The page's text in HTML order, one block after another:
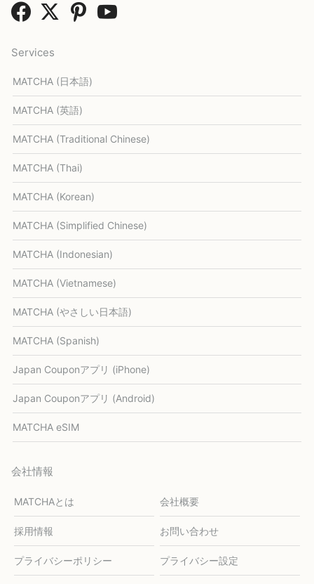
Services
MATCHA (日本語)
MATCHA (英語)
MATCHA (Traditional Chinese)
MATCHA (Thai)
MATCHA (Korean)
MATCHA (Simplified Chinese)
MATCHA (Indonesian)
MATCHA (Vietnamese)
MATCHA (やさしい日本語)
MATCHA (Spanish)
Japan Couponアプリ (iPhone)
Japan Couponアプリ (Android)
MATCHA eSIM
会社情報
MATCHAとは 会社概要
採用情報 お問い合わせ
プライバシーポリシー プライバシー設定